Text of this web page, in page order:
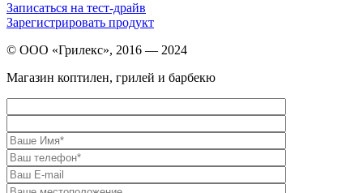
Записаться на тест-драйв
Зарегистрировать продукт
© ООО «Грилекс», 2016 — 2024
Магазин коптилен, грилей и барбекю